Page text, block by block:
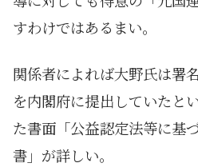
すわけではあるまい。
関係者によれば大野氏は署
を内閣府に提出していたと
た書面「公益認定法等に基
書」が詳しい。